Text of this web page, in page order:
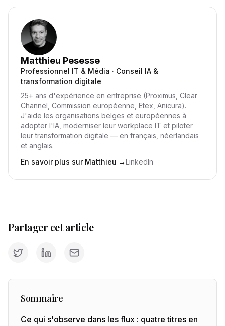
Sommaire
Ce qui s'observe dans les flux : quatre titres en
Matthieu Pesesse
Professionnel IT & Média · Conseil IA &
transformation digitale
25+ ans d'expérience en entreprise (Proximus, Clear
Channel, Commission européenne, Etex, Anicura).
J'aide les organisations belges et européennes à
adopter l'IA, moderniser leur workplace IT et piloter
leur transformation digitale — en français, néerlandais
et anglais.
En savoir plus sur Matthieu →LinkedIn
Partager cet article